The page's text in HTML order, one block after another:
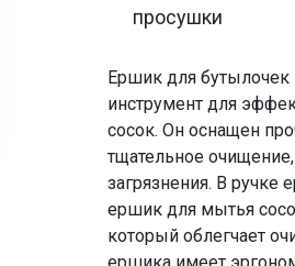
просушки
Ершик для бутылочек
инструмент для
сосок. Он оснащен
тщательное
загрязнения. В
ершик для мытья
который облегчает